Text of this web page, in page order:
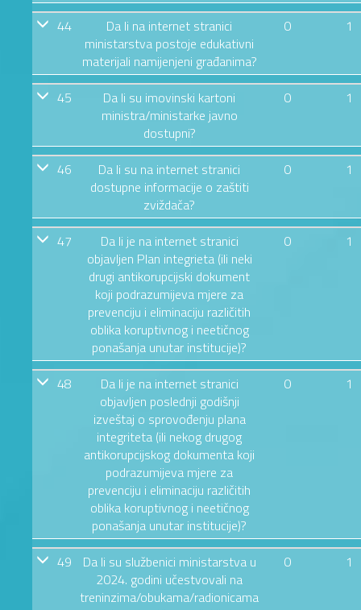
44
Da li na internet stranici
ministarstva postoje edukativni
materijali namijenjeni građanima?
0 1
45
Da li su imovinski kartoni
ministra/ministarke javno
dostupni?
0 1
46
Da li su na internet stranici
dostupne informacije o zaštiti
zviždača?
0 1
47
Da li je na internet stranici
objavljen Plan integrieta (ili neki
drugi antikorupcijski dokument
koji podrazumijeva mjere za
prevenciju i eliminaciju različitih
oblika koruptivnog i neetičnog
ponašanja unutar institucije)?
0 1
48
Da li je na internet stranici
objavljen poslednji godišnji
izveštaj o sprovođenju plana
integriteta (ili nekog drugog
antikorupcijskog dokumenta koji
podrazumijeva mjere za
prevenciju i eliminaciju različitih
oblika koruptivnog i neetičnog
ponašanja unutar institucije)?
0 1
49
Da li su službenici ministarstva u
2024. godini učestvovali na
treninzima/obukama/radionicama
0 1